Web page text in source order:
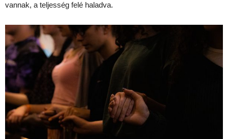
vannak, a teljesség felé haladva.